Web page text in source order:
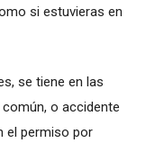
si estuvieras en
se tiene en las
o accidente
el permiso por